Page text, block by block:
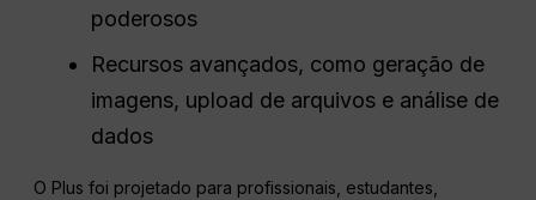
poderosos
Recursos avançados, como geração de
imagens, upload de arquivos e análise de
dados
O Plus foi projetado para profissionais, estudantes,